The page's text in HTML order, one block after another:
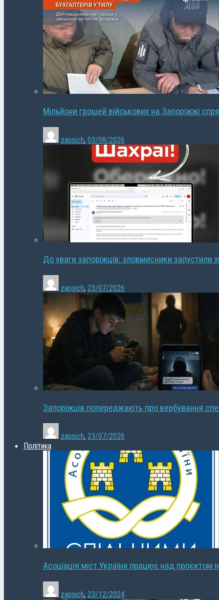
Мільйони грошей військових на Запоріжжі
zapsich, 03/08/2026
До уваги запоріжців: зловмисники запустили
zapsich, 23/07/2026
Запоріжців попереджають про вербування
zapsich, 23/07/2026
Політика
Асоціація міст України працює над проєктом
zapsich, 23/12/2024